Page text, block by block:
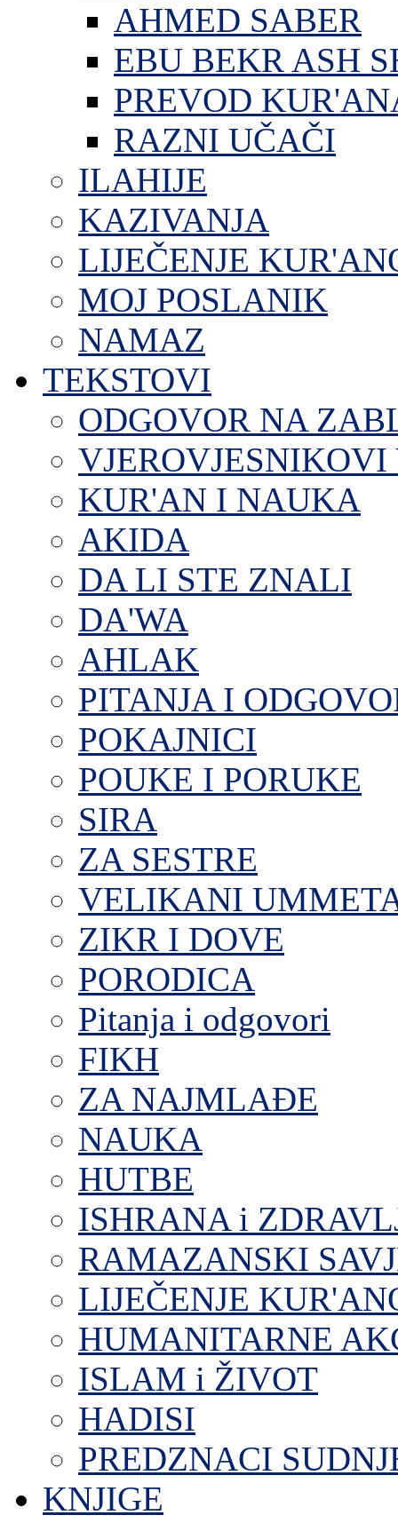
AHMED SABER
EBU BEKR ASH
PREVOD
RAZNI UČAČI
ILAHIJE
KAZIVANJA
LIJEČENJE
MOJ POSLANIK
NAMAZ
TEKSTOVI
ODGOVOR NA
VJEROVJESNIKOVI
KUR'AN I NAUKA
AKIDA
DA LI STE ZNALI
DA'WA
AHLAK
PITANJA I
POKAJNICI
POUKE I PORUKE
SIRA
ZA SESTRE
VELIKANI
ZIKR I DOVE
PORODICA
Pitanja i odgovori
FIKH
ZA NAJMLAĐE
NAUKA
HUTBE
ISHRANA i
RAMAZANSKI
LIJEČENJE
HUMANITARNE
ISLAM i ŽIVOT
HADISI
PREDZNACI
KNJIGE